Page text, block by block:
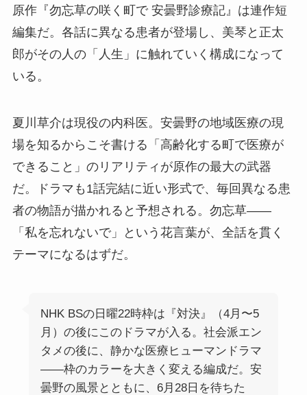
原作『勿忘草の咲く町で 安曇野診療記』は連作短
編集だ。各話に異なる患者が登場し、美琴と正太
郎がその人の「人生」に触れていく構成になって
いる。
夏川草介は現役の内科医。安曇野の地域医療の現
場を知るからこそ書ける「高齢化する町で医療が
できること」のリアリティが原作の最大の武器
だ。ドラマも1話完結に近い形式で、毎回異なる患
者の物語が描かれると予想される。勿忘草——
「私を忘れないで」という花言葉が、全話を貫く
テーマになるはずだ。
NHK BSの日曜22時枠は『対決』（4月〜5
月）の後にこのドラマが入る。社会派エン
タメの後に、静かな医療ヒューマンドラマ
——枠のカラーを大きく変える編成だ。安
曇野の風景とともに、6月28日を待ちた